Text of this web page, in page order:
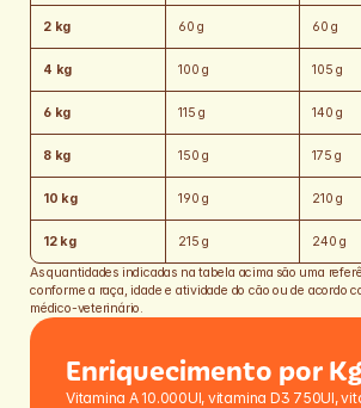
2 kg 60 g 60 g
4 kg 100 g 105 g
6 kg 115 g 140 g
8 kg 150 g 175 g
10 kg 190 g 210 g
12 kg 215 g 240 g
As quantidades indicadas na tabela acima são uma
conforme a raça, idade e atividade do cão ou de acordo
médico-veterinário.
Enriquecimento por Kg
Vitamina A 10.000UI, vitamina D3 750UI,